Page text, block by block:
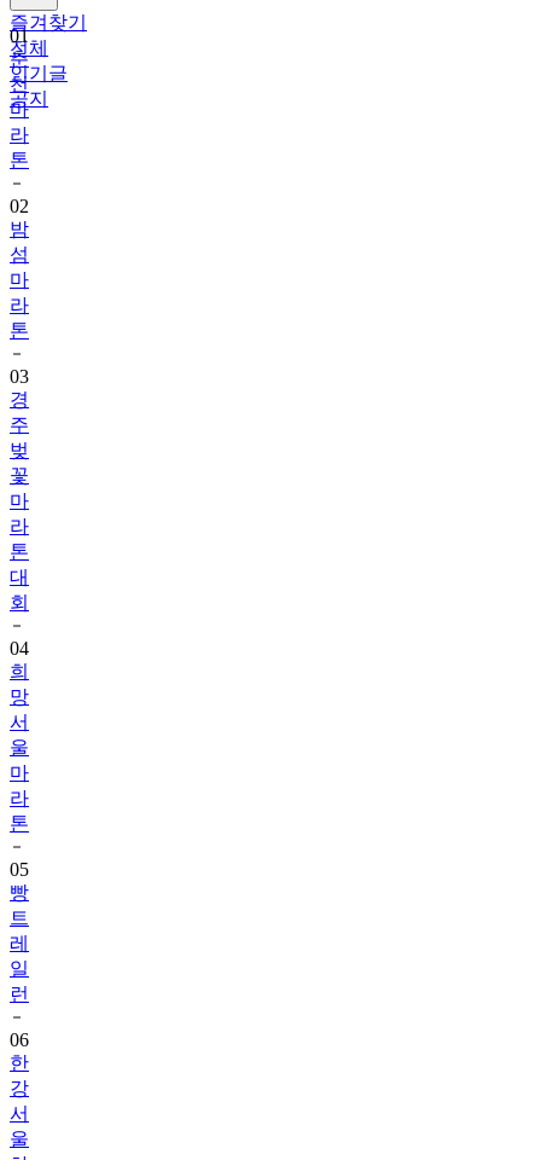
즐겨찾기
전체
인기글
공지
01
춘
천
마
라
톤
02
밤
섬
마
라
톤
03
경
주
벚
꽃
마
라
톤
대
회
04
희
망
서
울
마
라
톤
05
빵
트
레
일
런
06
한
강
서
울